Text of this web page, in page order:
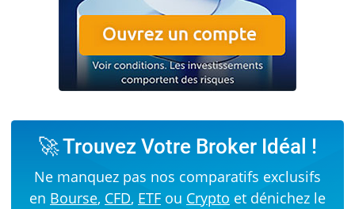
🚀 Trouvez Votre Broker Idéal !
Ne manquez pas nos comparatifs exclusifs
en Bourse, CFD, ETF ou Crypto et dénichez le